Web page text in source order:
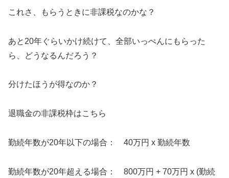
これさ、もらうときに非課税なのかな？
あと20年ぐらいかけ続けて、全部いっぺんにもらった
ら、どうなるんだろう？
分けたほうが得なのか？
退職金の非課税枠はこちら
勤続年数が20年以下の場合： 40万円 x 勤続年数
勤続年数が20年超える場合： 800万円 + 70万円 x (勤続